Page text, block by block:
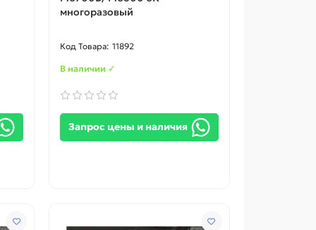
многоразовый
11892
В наличии ✓
Запрос цены и наличия